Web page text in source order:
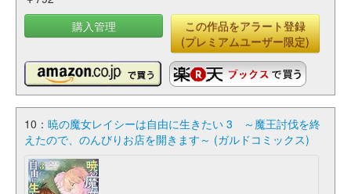
購入管理
この作品をアラート登録
(プレミアムユーザー限定)
10： 暁の魔女レイシーは自由に生きたい 3 ～魔王討伐を終
えたので、のんびりお店を開きます～ (ガルドコミックス)